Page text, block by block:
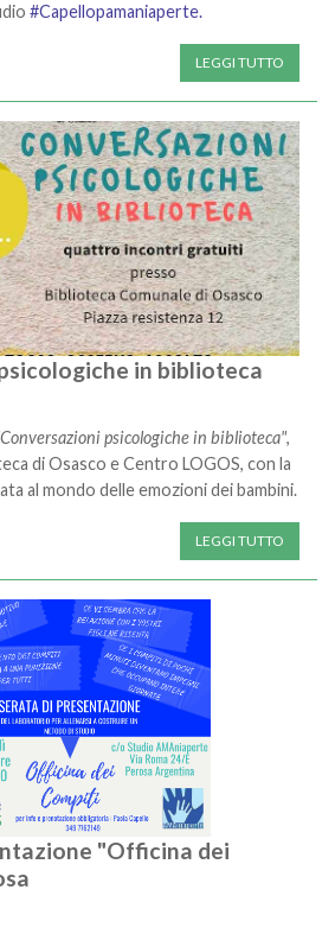
#Capellopamaniaperte.
LEGGI TUTTO
in biblioteca
psicologiche in biblioteca",
di Osasco e Centro LOGOS, con la
al mondo delle emozioni dei bambini.
LEGGI TUTTO
"Officina dei